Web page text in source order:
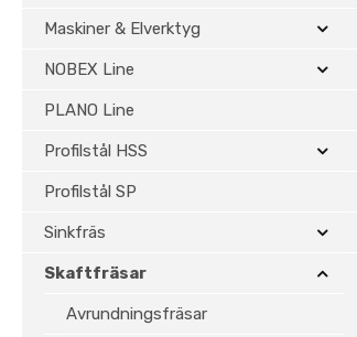
Maskiner & Elverktyg
NOBEX Line
PLANO Line
Profilstål HSS
Profilstål SP
Sinkfräs
Skaftfräsar
Avrundningsfräsar